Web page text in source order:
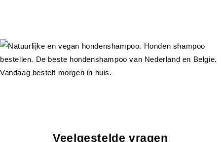
Veelgestelde vragen